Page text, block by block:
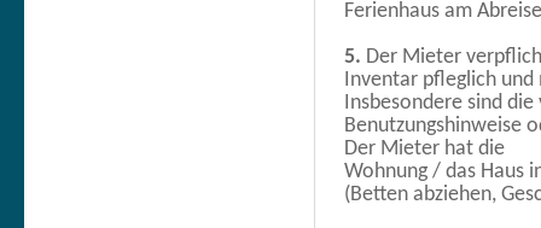
Ferienhaus am
5. Der Mieter
Inventar pfleglich
Insbesondere sind
Benutzungshinweise
Der Mieter hat die
Wohnung / das Haus
(Betten abziehen,